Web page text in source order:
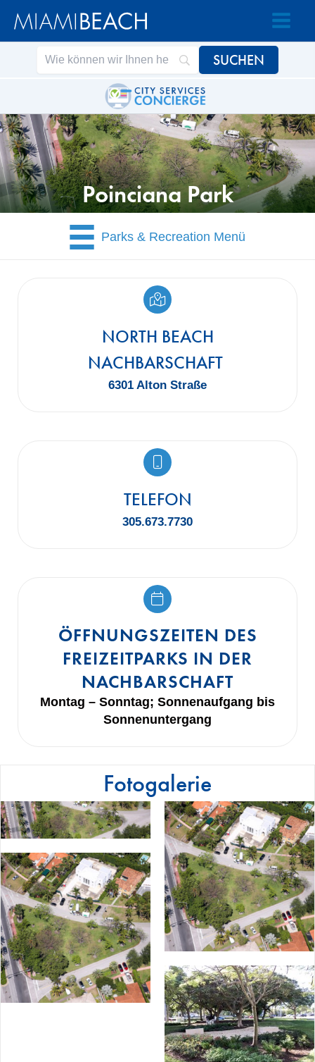
Zum
Inhalt
Zum
Inhalt
Poinciana Park
Parks & Recreation Menü
NORTH BEACH
NACHBARSCHAFT
6301 Alton Straße
TELEFON
305.673.7730
ÖFFNUNGSZEITEN DES
FREIZEITPARKS IN DER
NACHBARSCHAFT
Montag – Sonntag; Sonnenaufgang bis
Sonnenuntergang
Fotogalerie